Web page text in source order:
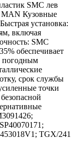
SMC лев
Кузовные
установка:
включая
SMC
обеспечивает
погодным
срок службы
точки
TGX/241